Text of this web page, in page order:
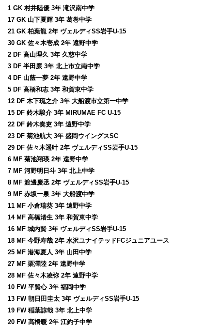
1 GK 村井陸優 3年 滝沢南中学
17 GK 山下夏輝 3年 葛巻中学
21 GK 柏葉龍 2年 ヴェルディSS岩手U-15
30 GK 佐々木壱成 2年 遠野中学
2 DF 高山理久 3年 久慈中学
3 DF 半田廉 3年 北上市立南中学
4 DF 山蔭一夢 2年 遠野中学
5 DF 高橋和志 3年 和賀東中学
12 DF 木下琉之介 3年 大船渡市立第一中学
15 DF 鈴木駿介 3年 MIRUMAE FC U-15
22 DF 鈴木奏吏 3年 遠野中学
23 DF 菊池航大 3年 盛岡ウイングスSC
29 DF 佐々木遥叶 2年 ヴェルディSS岩手U-15
6 MF 菊池翔瑛 2年 遠野中学
7 MF 河野明日斗 3年 北上中学
8 MF 渡邊慶丞 2年 ヴェルディSS岩手U-15
9 MF 赤坂一泉 3年 大船渡中学
11 MF 小倉瑞葵 3年 遠野中学
14 MF 高橋渚生 3年 和賀東中学
16 MF 城内賢 3年 ヴェルディSS岩手U-15
18 MF 今野寿哉 2年 水沢ユナイテッドFCジュニアユース
25 MF 港海夏人 3年 山田中学
27 MF 栗澤陸 2年 遠野中学
28 MF 佐々木凌弥 2年 遠野中学
10 FW 平賢心 3年 福岡中学
13 FW 朝日田圭太 3年 ヴェルディSS岩手U-15
19 FW 稲葉諒哉 3年 北上中学
20 FW 高橋暖 2年 江釣子中学